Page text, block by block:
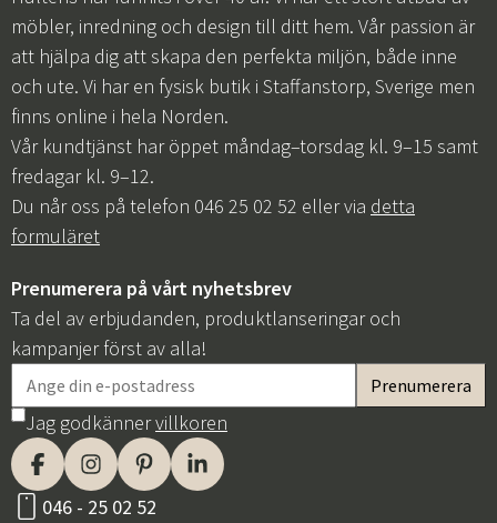
möbler, inredning och design till ditt hem. Vår passion är
att hjälpa dig att skapa den perfekta miljön, både inne
och ute. Vi har en fysisk butik i Staffanstorp, Sverige men
finns online i hela Norden.
Vår kundtjänst har öppet måndag–torsdag kl. 9–15 samt
fredagar kl. 9–12.
Du når oss på telefon 046 25 02 52 eller via detta
formuläret
Prenumerera på vårt nyhetsbrev
Ta del av erbjudanden, produktlanseringar och
kampanjer först av alla!
Jag godkännervillkoren
046 - 25 02 52